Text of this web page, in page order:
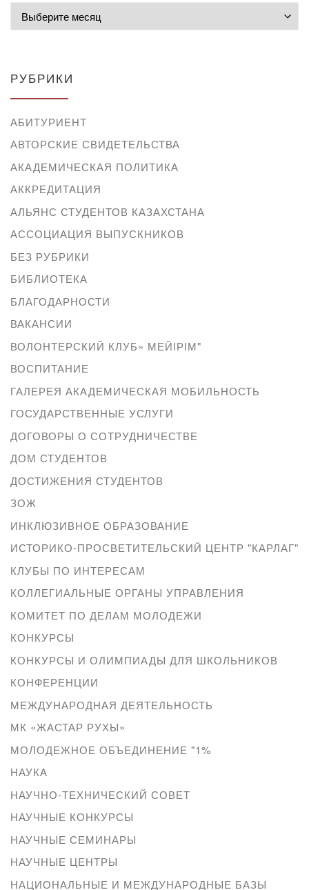
РУБРИКИ
АБИТУРИЕНТ
АВТОРСКИЕ СВИДЕТЕЛЬСТВА
АКАДЕМИЧЕСКАЯ ПОЛИТИКА
АККРЕДИТАЦИЯ
АЛЬЯНС СТУДЕНТОВ КАЗАХСТАНА
АССОЦИАЦИЯ ВЫПУСКНИКОВ
БЕЗ РУБРИКИ
БИБЛИОТЕКА
БЛАГОДАРНОСТИ
ВАКАНСИИ
ВОЛОНТЕРСКИЙ КЛУБ» МЕЙІРІМ"
ВОСПИТАНИЕ
ГАЛЕРЕЯ АКАДЕМИЧЕСКАЯ МОБИЛЬНОСТЬ
ГОСУДАРСТВЕННЫЕ УСЛУГИ
ДОГОВОРЫ О СОТРУДНИЧЕСТВЕ
ДОМ СТУДЕНТОВ
ДОСТИЖЕНИЯ СТУДЕНТОВ
ЗОЖ
ИНКЛЮЗИВНОЕ ОБРАЗОВАНИЕ
ИСТОРИКО-ПРОСВЕТИТЕЛЬСКИЙ ЦЕНТР "КАРЛАГ"
КЛУБЫ ПО ИНТЕРЕСАМ
КОЛЛЕГИАЛЬНЫЕ ОРГАНЫ УПРАВЛЕНИЯ
КОМИТЕТ ПО ДЕЛАМ МОЛОДЕЖИ
КОНКУРСЫ
КОНКУРСЫ И ОЛИМПИАДЫ ДЛЯ ШКОЛЬНИКОВ
КОНФЕРЕНЦИИ
МЕЖДУНАРОДНАЯ ДЕЯТЕЛЬНОСТЬ
МК «ЖАСТАР РУХЫ»
МОЛОДЕЖНОЕ ОБЪЕДИНЕНИЕ "1%
НАУКА
НАУЧНО-ТЕХНИЧЕСКИЙ СОВЕТ
НАУЧНЫЕ КОНКУРСЫ
НАУЧНЫЕ СЕМИНАРЫ
НАУЧНЫЕ ЦЕНТРЫ
НАЦИОНАЛЬНЫЕ И МЕЖДУНАРОДНЫЕ БАЗЫ